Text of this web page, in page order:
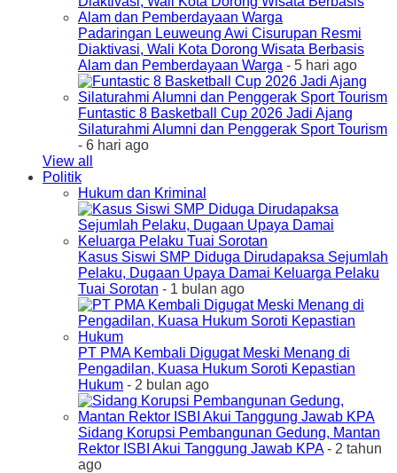
Padaringan Leuweung Awi Cisurupan Resmi
Diaktivasi, Wali Kota Dorong Wisata Berbasis
Alam dan Pemberdayaan Warga - 5 hari ago
Funtastic 8 Basketball Cup 2026 Jadi Ajang
Silaturahmi Alumni dan Penggerak Sport Tourism
- 6 hari ago
View all
Politik
Hukum dan Kriminal
Kasus Siswi SMP Diduga Dirudapaksa Sejumlah
Pelaku, Dugaan Upaya Damai Keluarga Pelaku
Tuai Sorotan - 1 bulan ago
PT PMA Kembali Digugat Meski Menang di
Pengadilan, Kuasa Hukum Soroti Kepastian
Hukum - 2 bulan ago
Sidang Korupsi Pembangunan Gedung, Mantan
Rektor ISBI Akui Tanggung Jawab KPA- 2 tahun
ago